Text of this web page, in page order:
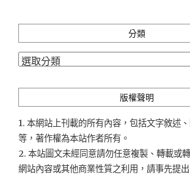
分類
分
版權聲明
1. 本網站上刊載的所有內容，包括文字敘述
等，著作權為本站作者所有。
2. 本站圖文未經同意請勿任意複製、轉載或
網站內容或其他商業性質之利用，請事先提